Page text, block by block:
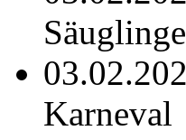
Karneval